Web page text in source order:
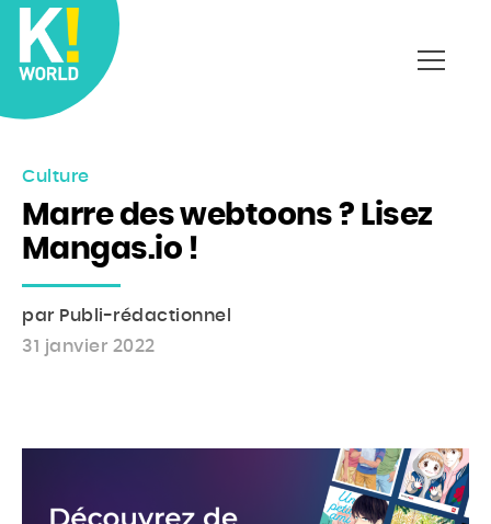
Culture
Marre des webtoons ? Lisez
Mangas.io !
par Publi-rédactionnel
31 janvier 2022